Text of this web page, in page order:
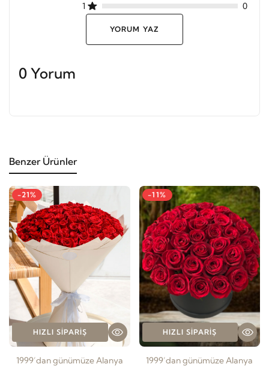
1
0
YORUM YAZ
0 Yorum
Benzer Ürünler
-21%
HIZLI SIPARIŞ
1999’dan günümüze Alanya
-11%
HIZLI SIPARIŞ
1999’dan günümüze Alanya